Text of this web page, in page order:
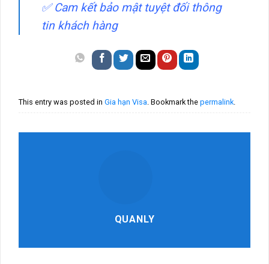
✅ Cam kết bảo mật tuyệt đối thông
tin khách hàng
This entry was posted in Gia hạn Visa . Bookmark the permalink
QUANLY